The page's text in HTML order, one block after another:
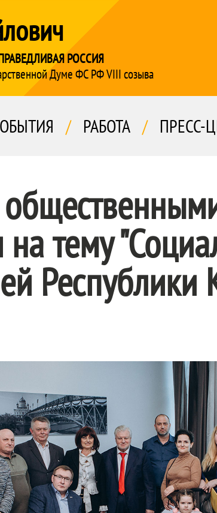
РОССИЯ
Думе ФС РФ VIII созыва
/ РАБОТА / ПРЕСС-
тему